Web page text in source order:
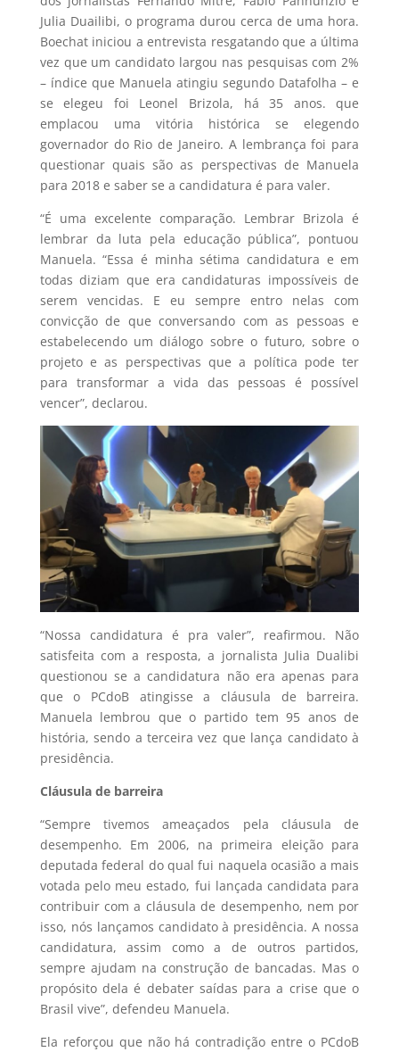
Julia Duailibi, o programa durou cerca de uma hora.
Boechat iniciou a entrevista resgatando que a última
vez que um candidato largou nas pesquisas com 2%
– índice que Manuela atingiu segundo Datafolha – e
se elegeu foi Leonel Brizola, há 35 anos. que
emplacou uma vitória histórica se elegendo
governador do Rio de Janeiro. A lembrança foi para
questionar quais são as perspectivas de Manuela
para 2018 e saber se a candidatura é para valer.
“É uma excelente comparação. Lembrar Brizola é
lembrar da luta pela educação pública”, pontuou
Manuela. “Essa é minha sétima candidatura e em
todas diziam que era candidaturas impossíveis de
serem vencidas. E eu sempre entro nelas com
convicção de que conversando com as pessoas e
estabelecendo um diálogo sobre o futuro, sobre o
projeto e as perspectivas que a política pode ter
para transformar a vida das pessoas é possível
vencer”, declarou.
“Nossa candidatura é pra valer”, reafirmou. Não
satisfeita com a resposta, a jornalista Julia Dualibi
questionou se a candidatura não era apenas para
que o PCdoB atingisse a cláusula de barreira.
Manuela lembrou que o partido tem 95 anos de
história, sendo a terceira vez que lança candidato à
presidência.
Cláusula de barreira
“Sempre tivemos ameaçados pela cláusula de
desempenho. Em 2006, na primeira eleição para
deputada federal do qual fui naquela ocasião a mais
votada pelo meu estado, fui lançada candidata para
contribuir com a cláusula de desempenho, nem por
isso, nós lançamos candidato à presidência. A nossa
candidatura, assim como a de outros partidos,
sempre ajudam na construção de bancadas. Mas o
propósito dela é debater saídas para a crise que o
Brasil vive”, defendeu Manuela.
Ela reforçou que não há contradição entre o PCdoB